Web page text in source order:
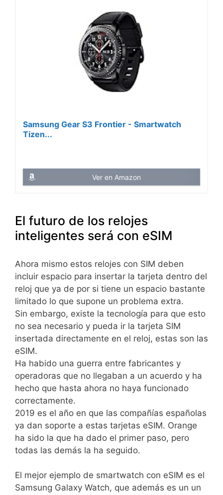
Samsung Gear S3 Frontier - Smartwatch
Tizen...
Ver en Amazon
El futuro de los relojes
inteligentes será con eSIM
Ahora mismo estos relojes con SIM deben
incluir espacio para insertar la tarjeta dentro del
reloj que ya de por si tiene un espacio bastante
limitado lo que supone un problema extra.
Sin embargo, existe la tecnología para que esto
no sea necesario y pueda ir la tarjeta SIM
insertada directamente en el reloj, estas son las
eSIM.
Ha habido una guerra entre fabricantes y
operadoras que no llegaban a un acuerdo y ha
hecho que hasta ahora no haya funcionado
correctamente.
2019 es el año en que las compañías españolas
ya dan soporte a estas tarjetas eSIM. Orange
ha sido la que ha dado el primer paso, pero
todas las demás la ha seguido.
El mejor ejemplo de smartwatch con eSIM es el
Samsung Galaxy Watch, que además es un un